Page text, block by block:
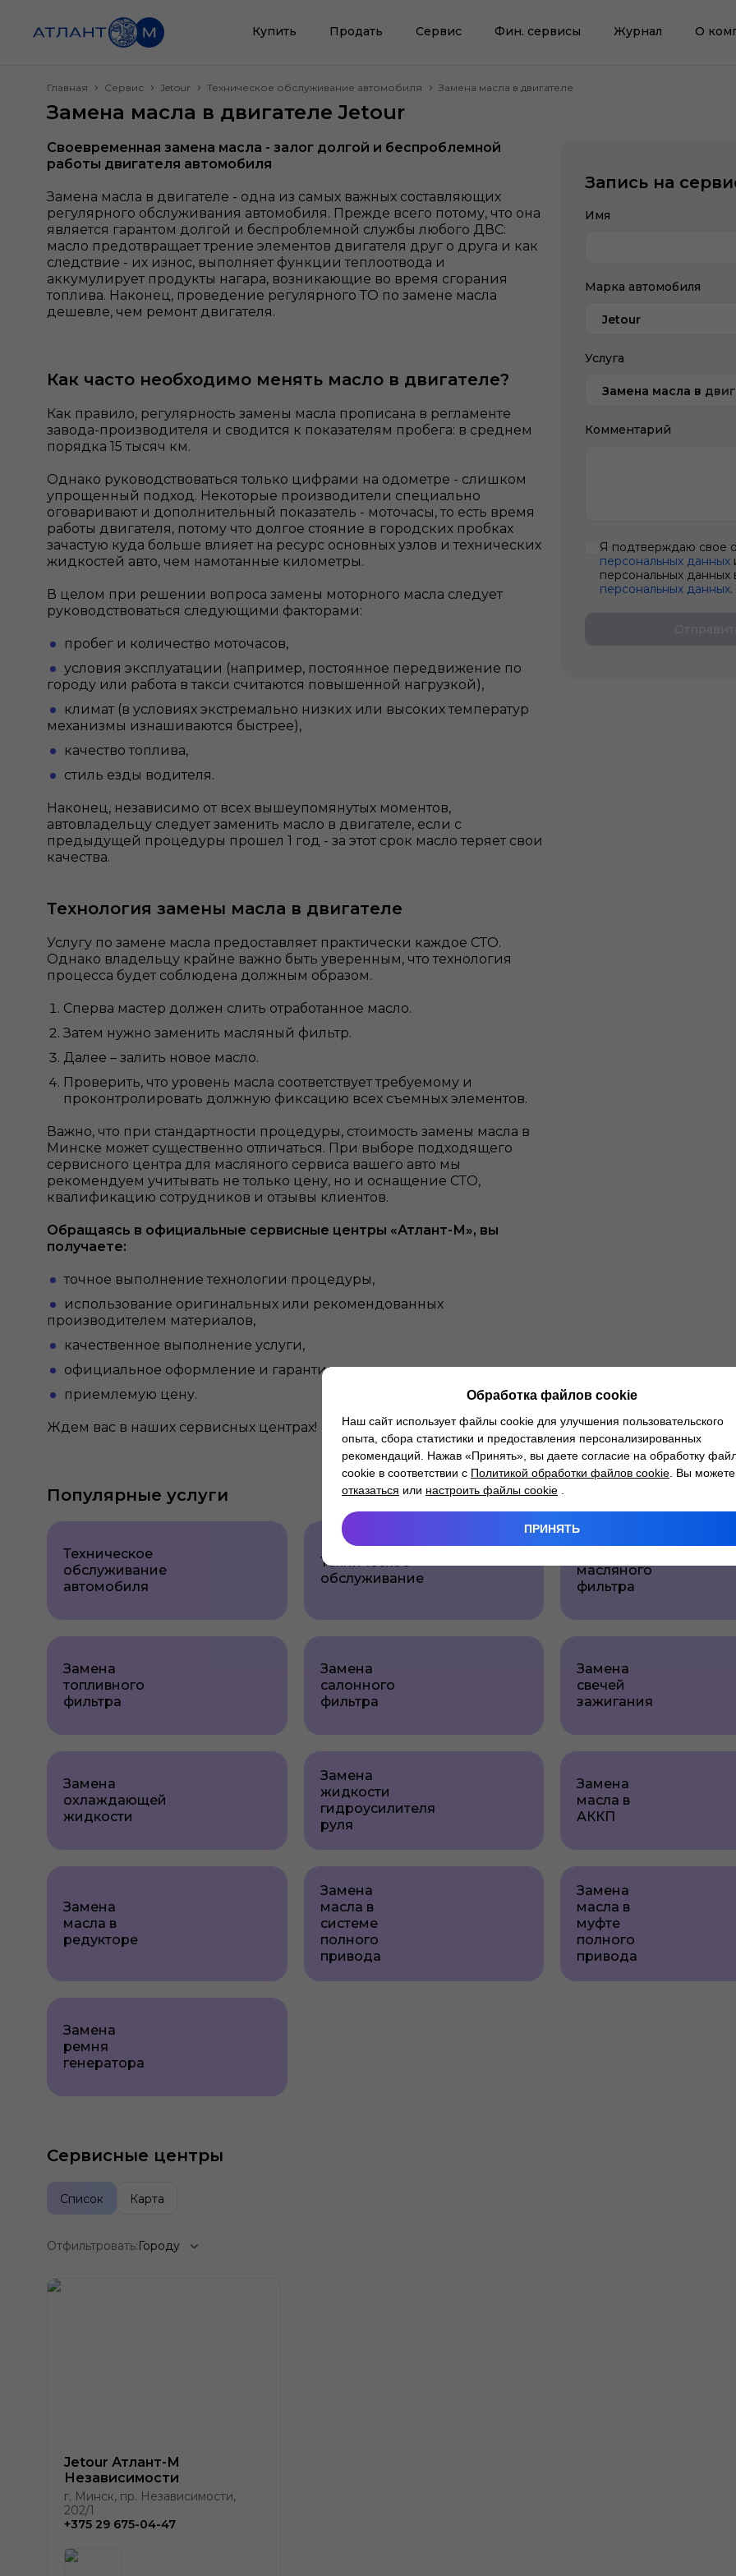
Купить Продать Сервис Фин. сервисы Журнал О
Главная Сервис Jetour Техническое обслуживание автомобиля Замена масла в двигателе
Замена масла в двигателе Jetour
Своевременная замена масла - залог долгой и беспроблемной
работы двигателя автомобиля
Замена масла в двигателе - одна из самых важных составляющих
регулярного обслуживания автомобиля. Прежде всего потому, что она
является гарантом долгой и беспроблемной службы любого ДВС:
масло предотвращает трение элементов двигателя друг о друга и как
следствие - их износ, выполняет функции теплоотвода и
аккумулирует продукты нагара, возникающие во время сгорания
топлива. Наконец, проведение регулярного ТО по замене масла
дешевле, чем ремонт двигателя.
Как часто необходимо менять масло в двигателе?
Как правило, регулярность замены масла прописана в регламенте
завода-производителя и сводится к показателям пробега: в среднем
порядка 15 тысяч км.
Однако руководствоваться только цифрами на одометре - слишком
упрощенный подход. Некоторые производители специально
оговаривают и дополнительный показатель - моточасы, то есть время
работы двигателя, потому что долгое стояние в городских пробках
зачастую куда больше влияет на ресурс основных узлов и технических
жидкостей авто, чем намотанные километры.
В целом при решении вопроса замены моторного масла следует
руководствоваться следующими факторами:
пробег и количество моточасов,
условия эксплуатации (например, постоянное передвижение по
городу или работа в такси считаются повышенной нагрузкой),
климат (в условиях экстремально низких или высоких температур
механизмы изнашиваются быстрее),
качество топлива,
стиль езды водителя.
Наконец, независимо от всех вышеупомянутых моментов,
автовладельцу следует заменить масло в двигателе, если с
предыдущей процедуры прошел 1 год - за этот срок масло теряет свои
качества.
Технология замены масла в двигателе
Услугу по замене масла предоставляет практически каждое СТО.
Однако владельцу крайне важно быть уверенным, что технология
процесса будет соблюдена должным образом.
Сперва мастер должен слить отработанное масло.
Затем нужно заменить масляный фильтр.
Далее – залить новое масло.
Проверить, что уровень масла соответствует требуемому и
проконтролировать должную фиксацию всех съемных элементов.
Важно, что при стандартности процедуры, стоимость замены масла в
Минске может существенно отличаться. При выборе подходящего
сервисного центра для масляного сервиса вашего авто мы
рекомендуем учитывать не только цену, но и оснащение СТО,
квалификацию сотрудников и отзывы клиентов.
Обращаясь в официальные сервисные центры «Атлант-М», вы
получаете:
точное выполнение технологии процедуры,
использование оригинальных или рекомендованных
производителем материалов,
качественное выполнение услуги,
официальное оформление и гарантию,
приемлемую цену.
Ждем вас в наших сервисных центрах!
Запись на
Имя
Марка автомобиля
Jetour
Услуга
Замена масла в
Комментарий
Я подтверждаю свое
персональных данных
персональных данных
персональных данных.
Популярные услуги
Техническое
обслуживание
автомобиля
Техническое
обслуживание
масляного
фильтра
Замена
топливного
фильтра
Замена
салонного
фильтра
Замена
свечей
зажигания
Замена
охлаждающей
жидкости
Замена
жидкости
гидроусилителя
руля
Замена
масла в
АККП
Замена
масла в
редукторе
Замена
масла в
системе
полного
привода
Замена
масла в
муфте
полного
привода
Замена
ремня
генератора
Сервисные центры
Список Карта
Отфильтровать:Городу
Jetour Атлант-М
Независимости
г. Минск, пр. Независимости,
202/1
+375 29 675-04-47
Обработка файлов cookie
Наш сайт использует файлы cookie для улучшения пользовательского
опыта, сбора статистики и предоставления персонализированных
рекомендаций. Нажав «Принять», вы даете согласие на обработку
cookie в соответствии с Политикой обработки файлов cookie . Вы можете
отказаться или настроить файлы cookie
ПРИНЯТЬ